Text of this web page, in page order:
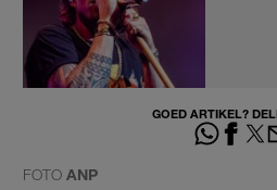
GOED ARTIKEL?
FOTO ANP